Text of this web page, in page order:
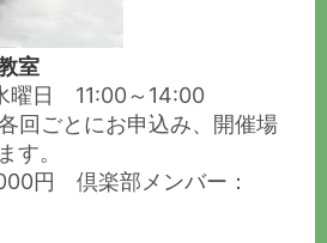
室
曜日 11:00～14:00
ごとにお申込み、開催場
す。
円 倶楽部メンバー：